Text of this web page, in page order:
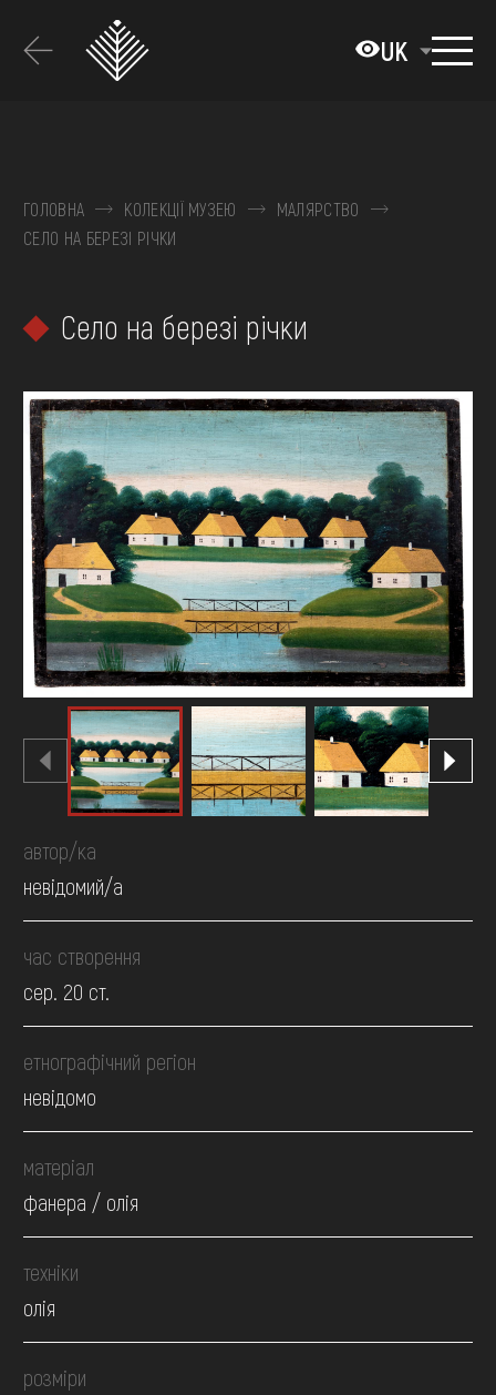
основного
UK
КОЛЕКЦІЇ
ВИСТАВКИ ТА ПОДІЇ
ВІДВІДАТИ
НАВЧИТИСЯ
ПОСЛУГИ
FAQ
ОНЛАЙН-КРАМНИЦЯ
ПІДТРИМАТИ
ГОЛОВНА КОЛЕКЦІЇ МУЗЕЮ
МАЛЯРСТВО
СЕЛО НА БЕРЕЗІ РІЧКИ
Село на березі річки
автор/ка
невідомий/а
час створення
сер. 20 ст.
етнографічний регіон
невідомо
матеріал
фанера / олія
техніки
олія
розміри